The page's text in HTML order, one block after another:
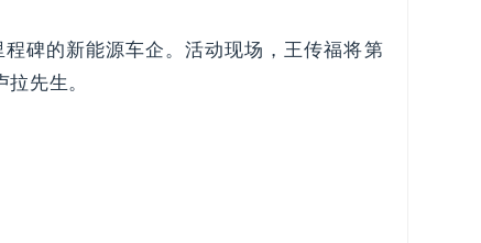
碑的新能源车企。活动现场，王传福将第
先生。